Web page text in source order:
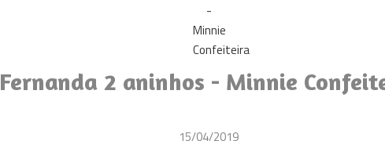
Fernanda 2 aninhos - Minnie
15/04/2019